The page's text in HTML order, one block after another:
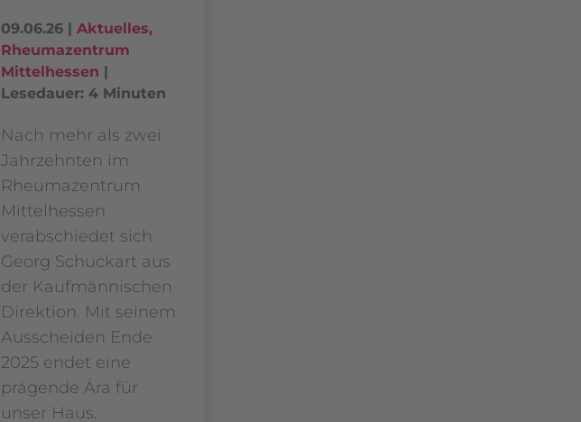
09.06.26 |Aktuelles,
Rheumazentrum
Mittelhessen |
Lesedauer: 4 Minuten
Nach mehr als zwei
Jahrzehnten im
Rheumazentrum
Mittelhessen
verabschiedet sich
Georg Schuckart aus
der Kaufmännischen
Direktion. Mit seinem
Ausscheiden Ende
2025 endet eine
prägende Ära für
unser Haus.